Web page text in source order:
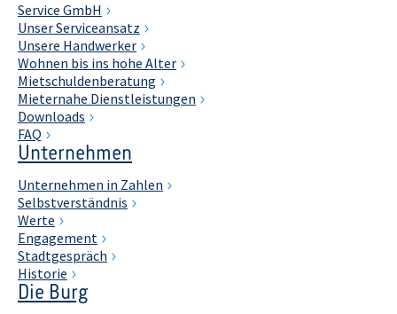
Service GmbH
Unser Serviceansatz
Unsere Handwerker
Wohnen bis ins hohe Alter
Mietschuldenberatung
Mieternahe Dienstleistungen
Downloads
FAQ
Unternehmen
Unternehmen in Zahlen
Selbstverständnis
Werte
Engagement
Stadtgespräch
Historie
Die Burg